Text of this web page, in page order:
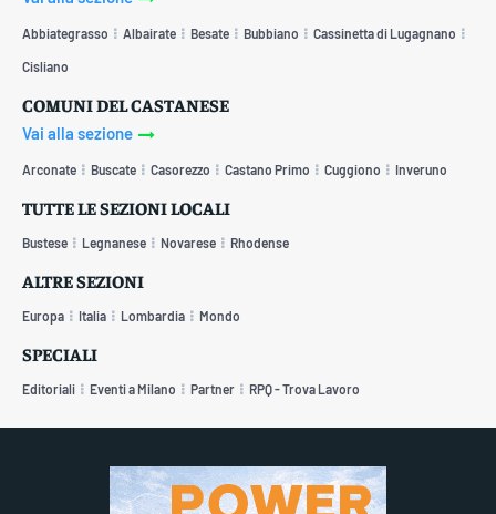
Abbiategrasso Albairate Besate Bubbiano Cassinetta di Lugagnano
Cisliano
COMUNI DEL CASTANESE
Vai alla sezione
Arconate Buscate Casorezzo Castano Primo Cuggiono Inveruno
TUTTE LE SEZIONI LOCALI
Bustese Legnanese Novarese Rhodense
ALTRE SEZIONI
Europa Italia Lombardia Mondo
SPECIALI
Editoriali Eventi a Milano Partner RPQ - Trova Lavoro